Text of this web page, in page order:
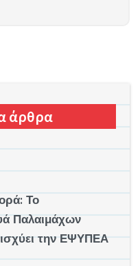
άρθρα
Το
Παλαιμάχων
την ΕΨΥΠΕΑ